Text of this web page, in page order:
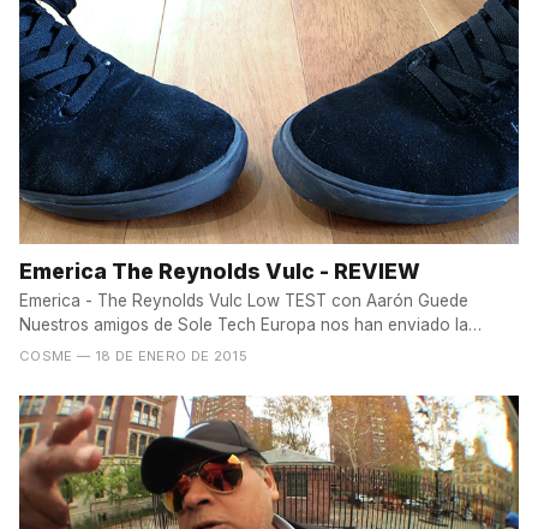
Emerica The Reynolds Vulc - REVIEW
Emerica - The Reynolds Vulc Low TEST con Aarón Guede
Nuestros amigos de Sole Tech Europa nos han enviado la
nueva...
COSME — 18 DE ENERO DE 2015